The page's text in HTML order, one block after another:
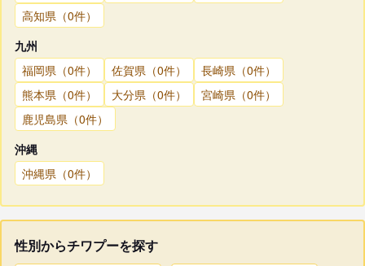
高知県（0件）
九州
福岡県（0件）
佐賀県（0件）
長崎県（0件）
熊本県（0件）
大分県（0件）
宮崎県（0件）
鹿児島県（0件）
沖縄
沖縄県（0件）
性別からチワプーを探す